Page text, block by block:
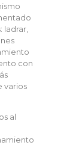
con
varios
al